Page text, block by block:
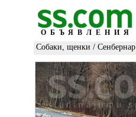
ОБЪЯВЛЕНИЯ
Собаки, щенки / Сенбернар